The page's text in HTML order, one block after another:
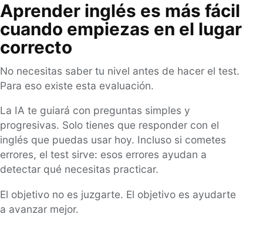
Aprender inglés es más fácil
cuando empiezas en el lugar
correcto
No necesitas saber tu nivel antes de hacer el test.
Para eso existe esta evaluación.
La IA te guiará con preguntas simples y
progresivas. Solo tienes que responder con el
inglés que puedas usar hoy. Incluso si cometes
errores, el test sirve: esos errores ayudan a
detectar qué necesitas practicar.
El objetivo no es juzgarte. El objetivo es ayudarte
a avanzar mejor.